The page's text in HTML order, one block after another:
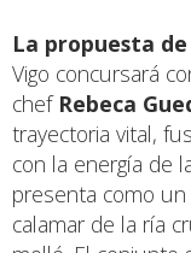
La propuesta
Vigo concursará
chef Rebeca
trayectoria vital,
con la energía de
presenta como
calamar de la ría